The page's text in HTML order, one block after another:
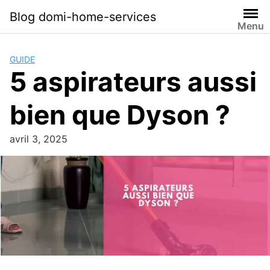
content
Blog domi-home-services
Menu
GUIDE
5 aspirateurs aussi
bien que Dyson ?
avril 3, 2025